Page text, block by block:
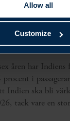
Allow all
Customize
I INDIEN
åren har
i
Indien ska bli
tack vare en